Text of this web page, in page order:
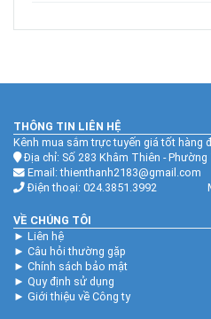
THÔNG TIN LIÊN HỆ
Kênh mua sắm trực tuyến giá tốt hàng
Địa chỉ: Số 283 Khâm Thiên -
Email: thienthanh2183@gmail.com
Điện thoại: 024.3851.3992
VỀ CHÚNG TÔI
► Liên hệ
► Câu hỏi thường gặp
► Chính sách bảo mật
► Quy định sử dụng
► Giới thiệu về Công ty